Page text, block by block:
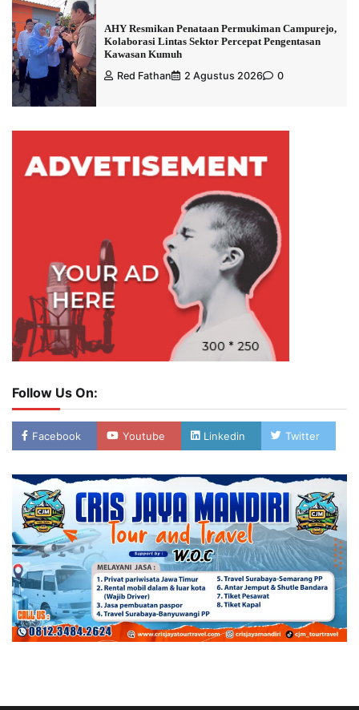
AHY Resmikan Penataan Permukiman Campurejo,
Kolaborasi Lintas Sektor Percepat Pengentasan
Kawasan Kumuh
Red Fathan
2 Agustus 2026 0
Follow Us On:
Facebook Youtube Linkedin Twitter